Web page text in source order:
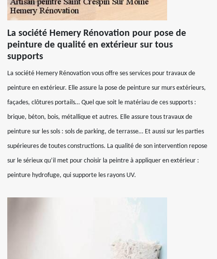
La société Hemery Rénovation pour pose de
peinture de qualité en extérieur sur tous
supports
La société Hemery Rénovation vous offre ses services pour travaux de
peinture en extérieur. Elle assure la pose de peinture sur murs extérieurs,
façades, clôtures portails… Quel que soit le matériau de ces supports :
brique, béton, bois, métallique et autres. Elle assure tous travaux de
peinture sur les sols : sols de parking, de terrasse… Et aussi sur les parties
supérieures de toutes constructions. La qualité de son intervention repose
sur le sérieux qu’il met pour choisir la peintre à appliquer en extérieur :
peinture hydrofuge, qui supporte les rayons UV.